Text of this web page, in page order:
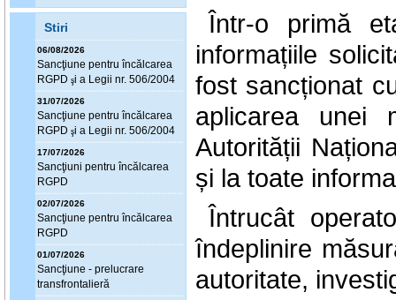
Stiri
06/08/2026
Sancţiune pentru încălcarea
RGPD şi a Legii nr. 506/2004
31/07/2026
Sancţiune pentru încălcarea
RGPD şi a Legii nr. 506/2004
17/07/2026
Sancţiuni pentru încălcarea
RGPD
02/07/2026
Sancţiune pentru încălcarea
RGPD
01/07/2026
Sancţiune - prelucrare
transfrontalieră
Într-o primă
informațiile
fost sancționat
aplicarea unei
Autorității
și la toate
Întrucât
îndeplinire
autoritate,